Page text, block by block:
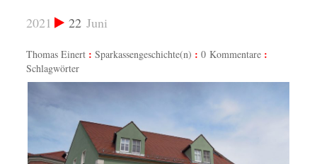
22 Juni
2021
Thomas Einert Sparkassengeschichte(n)
0 Kommentare
Schlagwörter